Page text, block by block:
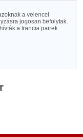
a velencei
jogosan befolytak.
a francia pairek